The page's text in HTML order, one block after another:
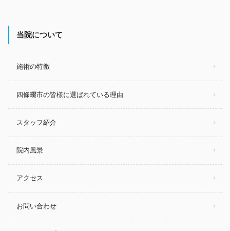
当院について
施術の特徴
四條畷市の皆様に選ばれている理由
スタッフ紹介
院内風景
アクセス
お問い合わせ